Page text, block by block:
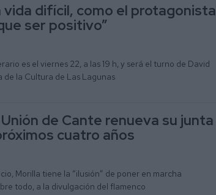
vida difícil, como el protagonista
ser positivo”
es el viernes 22, a las 19 h, y será el turno de David
de la Cultura de Las Lagunas
de Cante renueva su junta
cuatro años
Morilla tiene la “ilusión” de poner en marcha
todo, a la divulgación del flamenco